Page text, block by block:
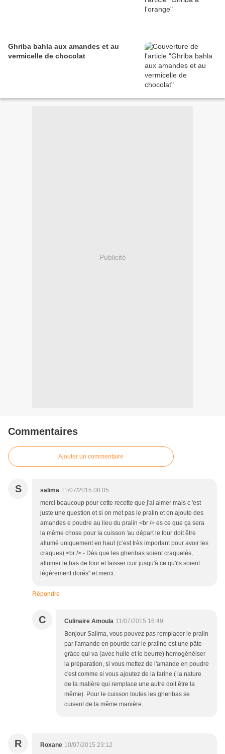
Ghriba bahla aux amandes et au
vermicelle de chocolat
Publicité
Commentaires
Ajouter un commentaire
S salima 11/07/2015 08:05
merci beaucoup pour cette recette que j'ai aimer mais c 'est
juste une question et si on met pas le pralin et on ajoute des
amandes e poudre au lieu du pralin <br /> es ce que ça sera
la même chose pour la cuisson 'au départ le four doit être
allumé uniquement en haut (c’est très important pour avoir les
craques).<br /> - Dès que les gheribas soient craquelés,
allumer le bas de four et laisser cuir jusqu'à ce qu'ils soient
légèrement dorés" et merci.
Répondre
C Culinaire Amoula 11/07/2015 16:49
Bonjour Salima, vous pouvez pas remplacer le pralin
par l'amande en pourde car le praliné est une pâte
grâce qui va (avec huile et le beurre) homogénéiser
la préparation, si vous mettez de l'amande en poudre
c'est comme si vous ajoutez de la farine ( la nature
de la matière qui remplace une autre doit être la
même). Pour le cuisson toutes les gheribas se
cuisent de la même manière.
R Roxane 10/07/2015 23:12